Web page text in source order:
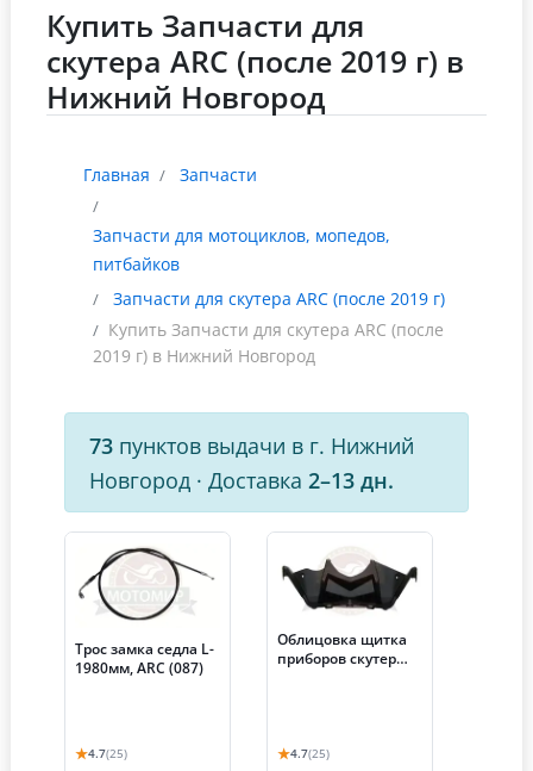
Купить Запчасти для
скутера ARC (после 2019 г) в
Нижний Новгород
Главная Запчасти
Запчасти для мотоциклов, мопедов,
питбайков
Запчасти для скутера ARC (после 2019 г)
Купить Запчасти для скутера ARC (после
2019 г) в Нижний Новгород
73 пунктов выдачи в г. Нижний
Новгород · Доставка 2–13 дн.
Трос замка седла L-
1980мм, ARC (087)
★4.7(25)
Облицовка щитка
приборов скутер
★4.7(25)